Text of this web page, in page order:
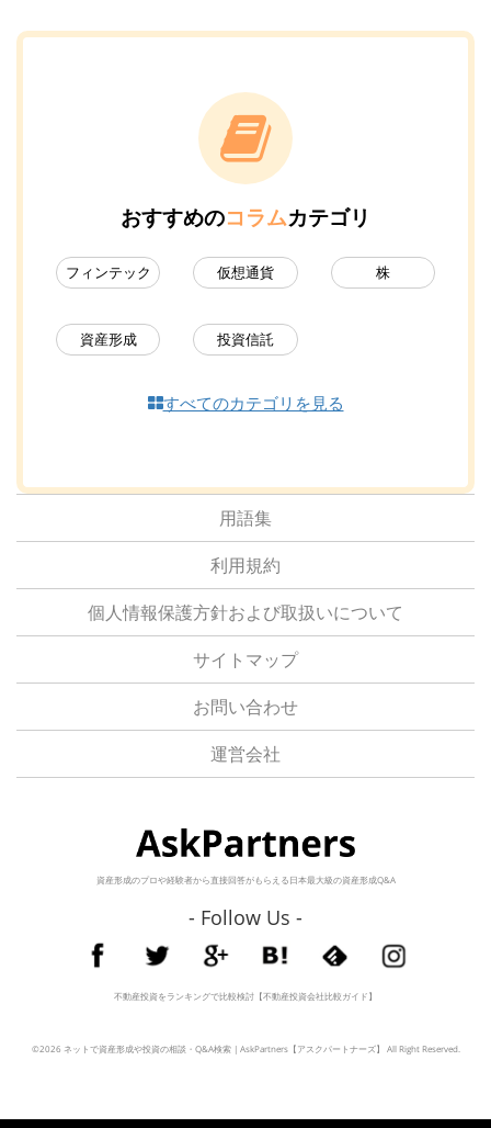
おすすめのコラムカテゴリ
フィンテック 仮想通貨 株
資産形成 投資信託
すべてのカテゴリを見る
用語集
利用規約
個人情報保護方針および取扱いについて
サイトマップ
お問い合わせ
運営会社
資産形成のプロや経験者から直接回答がもらえる日本最大級の資産形成Q&A
- Follow Us -
不動産投資をランキングで比較検討【不動産投資会社比較ガイド】
©2026 ネットで資産形成や投資の相談・Q&A検索 | AskPartners【アスクパートナーズ】 All Right Reserved.